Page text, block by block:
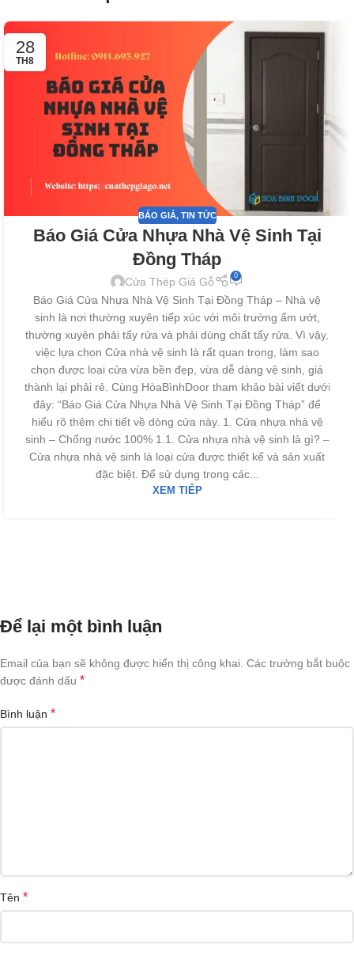
28
TH8
BÁO GIÁ, TIN TỨC
Báo Giá Cửa Nhựa Nhà Vệ Sinh Tại
Đồng Tháp
Cửa Thép Giả Gỗ 0
Báo Giá Cửa Nhựa Nhà Vệ Sinh Tại Đồng Tháp – Nhà vệ
sinh là nơi thường xuyên tiếp xúc với môi trường ẩm ướt,
thường xuyên phải tẩy rửa và phải dùng chất tẩy rửa. Vì vậy,
việc lựa chọn Cửa nhà vệ sinh là rất quan trọng, làm sao
chọn được loại cửa vừa bền đẹp, vừa dễ dàng vệ sinh, giá
thành lại phải rẻ. Cùng HòaBìnhDoor tham khảo bài viết dưới
đây: “Báo Giá Cửa Nhựa Nhà Vệ Sinh Tại Đồng Tháp” để
hiểu rõ thêm chi tiết về dòng cửa này. 1. Cửa nhựa nhà vệ
sinh – Chống nước 100% 1.1. Cửa nhựa nhà vệ sinh là gì? –
Cửa nhựa nhà vệ sinh là loại cửa được thiết kế và sản xuất
đặc biệt. Để sử dụng trong các...
XEM TIẾP
Để lại một bình luận
Email của bạn sẽ không được hiển thị công khai. Các trường bắt buộc
được đánh dấu *
Bình luận *
Tên *